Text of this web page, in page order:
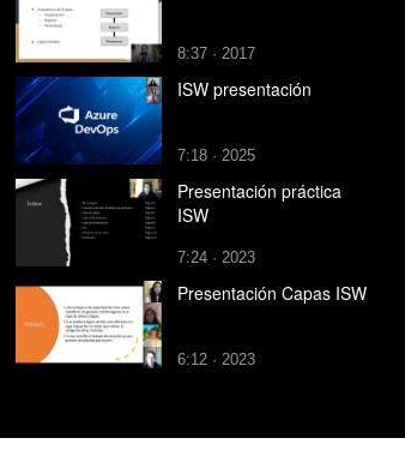
8:37 · 2017
ISW presentación
7:18 · 2025
Presentación práctica
ISW
7:24 · 2023
Presentación Capas ISW
6:12 · 2023